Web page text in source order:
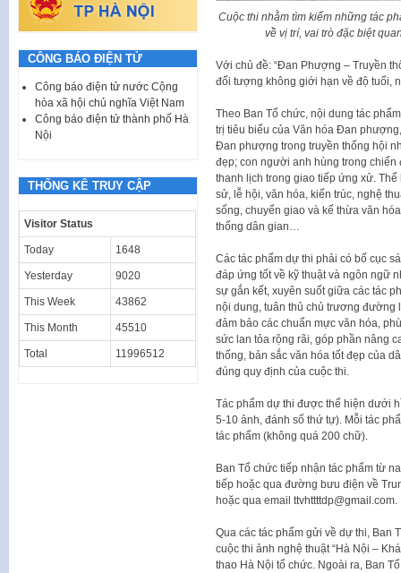
Cuộc thi nhằm tìm kiếm những tác
về vị trí, vai trò đặc biệt
Với chủ đề: “Đan Phượng – Truyền
đối tượng không giới hạn về độ tuổi,
Theo Ban Tổ chức, nội dung tác
trị tiêu biểu của Văn hóa Đan
Đan phượng trong truyền thống hội
đẹp; con người anh hùng trong chiến
thanh lịch trong giao tiếp ứng xử.
sử, lễ hội, văn hóa, kiến trúc, nghệ
sống, chuyển giao và kế thừa văn
thống dân gian…
Các tác phẩm dự thi phải có bố cục
đáp ứng tốt về kỹ thuật và ngôn ngữ
sự gắn kết, xuyên suốt giữa các tác
nội dung, tuân thủ chủ trương đường
đảm bảo các chuẩn mực văn hóa,
sức lan tỏa rộng rãi, góp phần nâng
thống, bản sắc văn hóa tốt đẹp của
đúng quy định của cuộc thi.
Tác phẩm dự thi được thể hiện dưới
5-10 ảnh, đánh số thứ tự). Mỗi tác
tác phẩm (không quá 200 chữ).
Ban Tổ chức tiếp nhận tác phẩm từ
tiếp hoặc qua đường bưu điện về
hoặc qua email ttvhttttdp@gmail.com.
Qua các tác phẩm gửi về dự thi, Ban
cuộc thi ảnh nghệ thuật “Hà Nội –
thao Hà Nội tổ chức. Ngoài ra, Ban
CÔNG BÁO ĐIỆN TỬ
Công báo điện tử nước Cộng
hòa xã hội chủ nghĩa Việt Nam
Công báo điện tử thành phố Hà
Nội
THỐNG KÊ TRUY CẬP
Visitor Status
Today 1648
Yesterday 9020
This Week 43862
This Month 45510
Total 11996512